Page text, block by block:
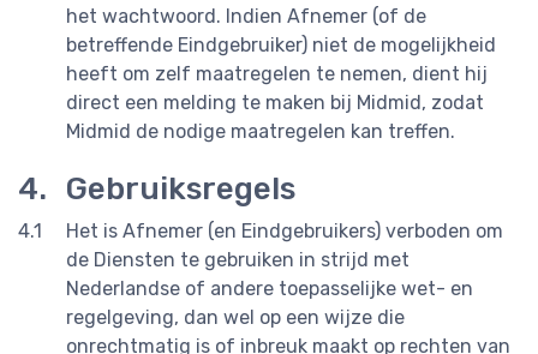
het wachtwoord. Indien Afnemer (of de
betreffende Eindgebruiker) niet de mogelijkheid
heeft om zelf maatregelen te nemen, dient hij
direct een melding te maken bij Midmid, zodat
Midmid de nodige maatregelen kan treffen.
Gebruiksregels
Het is Afnemer (en Eindgebruikers) verboden om
de Diensten te gebruiken in strijd met
Nederlandse of andere toepasselijke wet- en
regelgeving, dan wel op een wijze die
onrechtmatig is of inbreuk maakt op rechten van